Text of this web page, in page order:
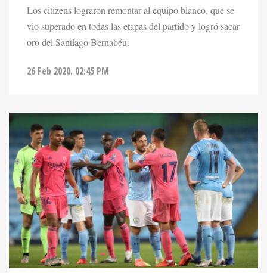
vio superado en todas las etapas del partido y logró sacar
oro del Santiago Bernabéu.
DEPORTES